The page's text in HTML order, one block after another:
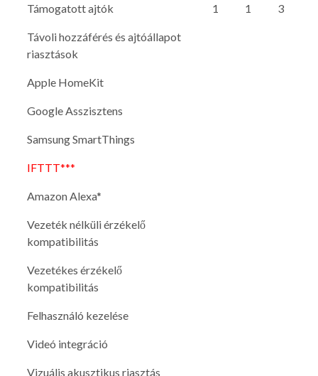
Támogatott ajtók 1 1 3
Távoli hozzáférés és ajtóállapot
riasztások
Apple HomeKit
Google Asszisztens
Samsung SmartThings
IFTTT***
Amazon Alexa*
Vezeték nélküli érzékelő
kompatibilitás
Vezetékes érzékelő
kompatibilitás
Felhasználó kezelése
Videó integráció
Vizuális akusztikus riasztás